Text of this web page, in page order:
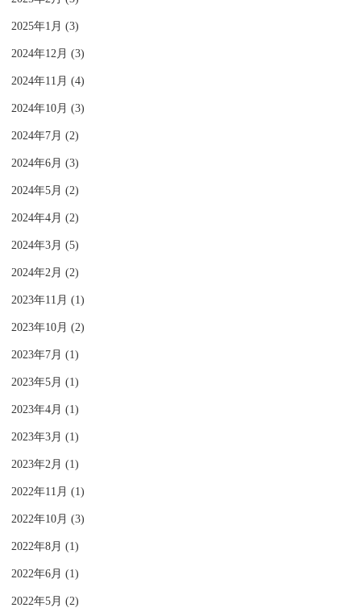
2025年1月 (3)
2024年12月 (3)
2024年11月 (4)
2024年10月 (3)
2024年7月 (2)
2024年6月 (3)
2024年5月 (2)
2024年4月 (2)
2024年3月 (5)
2024年2月 (2)
2023年11月 (1)
2023年10月 (2)
2023年7月 (1)
2023年5月 (1)
2023年4月 (1)
2023年3月 (1)
2023年2月 (1)
2022年11月 (1)
2022年10月 (3)
2022年8月 (1)
2022年6月 (1)
2022年5月 (2)